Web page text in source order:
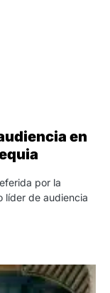
en
por la
líder de audiencia